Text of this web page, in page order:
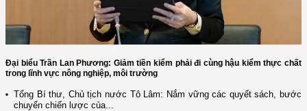
Đại biểu Trần Lan Phương: Giảm tiền kiểm phải đi cùng hậu kiểm thực chất
trong lĩnh vực nông nghiệp, môi trường
Tổng Bí thư, Chủ tịch nước Tô Lâm: Nắm vững các quyết sách, bước
chuyển chiến lược của...